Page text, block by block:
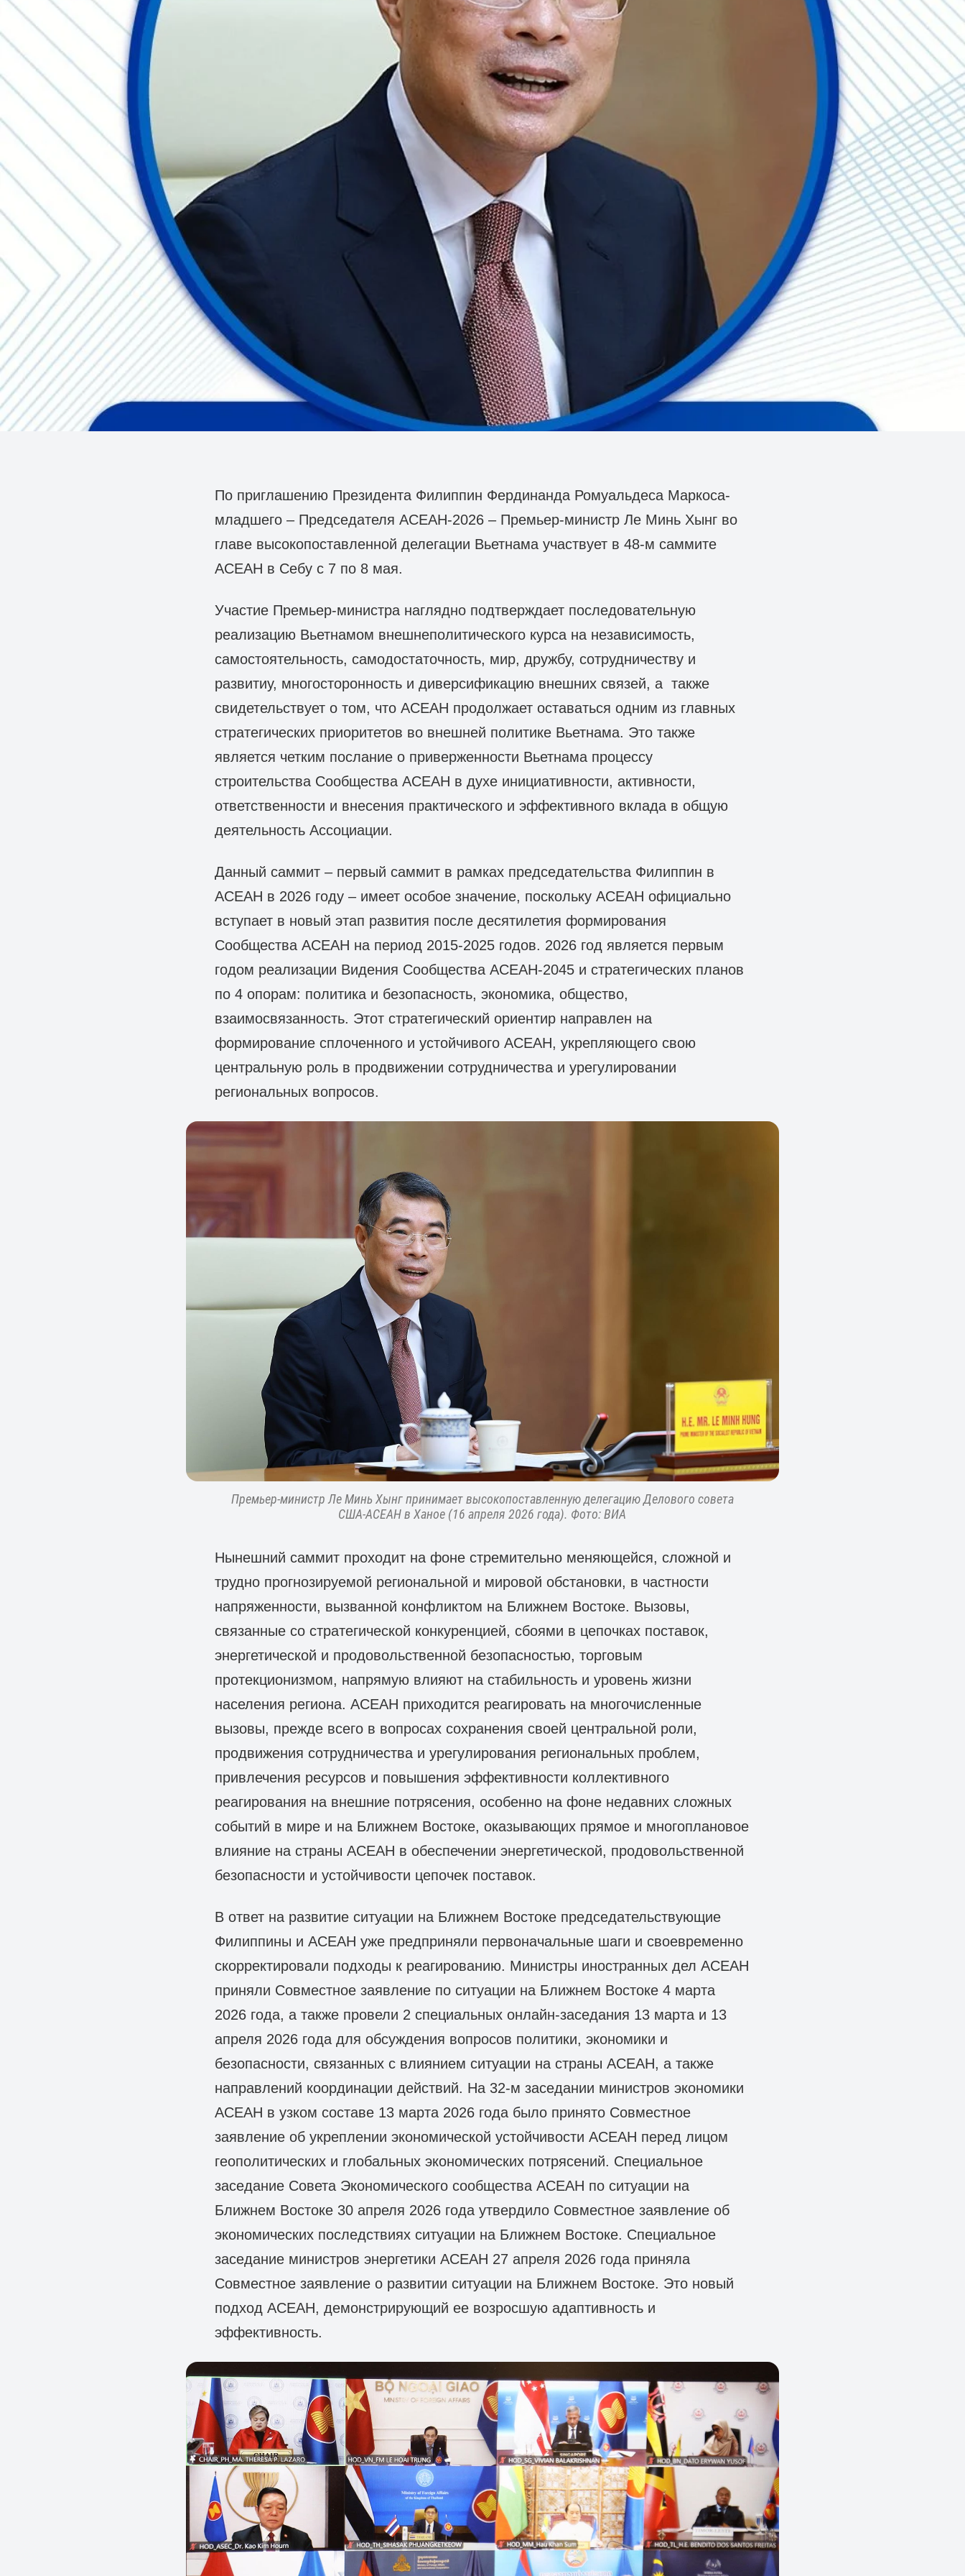
По приглашению Президента Филиппин Фердинанда Ромуальдеса Маркоса-
младшего – Председателя АСЕАН-2026 – Премьер-министр Ле Минь Хынг во
главе высокопоставленной делегации Вьетнама участвует в 48-м саммите
АСЕАН в Себу с 7 по 8 мая.
Участие Премьер-министра наглядно подтверждает последовательную
реализацию Вьетнамом внешнеполитического курса на независимость,
самостоятельность, самодостаточность, мир, дружбу, сотрудничеству и
развитиу, многосторонность и диверсификацию внешних связей, а также
свидетельствует о том, что АСЕАН продолжает оставаться одним из главных
стратегических приоритетов во внешней политике Вьетнама. Это также
является четким послание о приверженности Вьетнама процессу
строительства Сообщества АСЕАН в духе инициативности, активности,
ответственности и внесения практического и эффективного вклада в общую
деятельность Ассоциации.
Данный саммит – первый саммит в рамках председательства Филиппин в
АСЕАН в 2026 году – имеет особое значение, поскольку АСЕАН официально
вступает в новый этап развития после десятилетия формирования
Сообщества АСЕАН на период 2015-2025 годов. 2026 год является первым
годом реализации Видения Сообщества АСЕАН-2045 и стратегических планов
по 4 опорам: политика и безопасность, экономика, общество,
взаимосвязанность. Этот стратегический ориентир направлен на
формирование сплоченного и устойчивого АСЕАН, укрепляющего свою
центральную роль в продвижении сотрудничества и урегулировании
региональных вопросов.
Премьер-министр Ле Минь Хынг принимает высокопоставленную делегацию Делового совета
США-АСЕАН в Ханое (16 апреля 2026 года). Фото: ВИА
Нынешний саммит проходит на фоне стремительно меняющейся, сложной и
трудно прогнозируемой региональной и мировой обстановки, в частности
напряженности, вызванной конфликтом на Ближнем Востоке. Вызовы,
связанные со стратегической конкуренцией, сбоями в цепочках поставок,
энергетической и продовольственной безопасностью, торговым
протекционизмом, напрямую влияют на стабильность и уровень жизни
населения региона. АСЕАН приходится реагировать на многочисленные
вызовы, прежде всего в вопросах сохранения своей центральной роли,
продвижения сотрудничества и урегулирования региональных проблем,
привлечения ресурсов и повышения эффективности коллективного
реагирования на внешние потрясения, особенно на фоне недавних сложных
событий в мире и на Ближнем Востоке, оказывающих прямое и многоплановое
влияние на страны АСЕАН в обеспечении энергетической, продовольственной
безопасности и устойчивости цепочек поставок.
В ответ на развитие ситуации на Ближнем Востоке председательствующие
Филиппины и АСЕАН уже предприняли первоначальные шаги и своевременно
скорректировали подходы к реагированию. Министры иностранных дел АСЕАН
приняли Совместное заявление по ситуации на Ближнем Востоке 4 марта
2026 года, а также провели 2 специальных онлайн-заседания 13 марта и 13
апреля 2026 года для обсуждения вопросов политики, экономики и
безопасности, связанных с влиянием ситуации на страны АСЕАН, а также
направлений координации действий. На 32-м заседании министров экономики
АСЕАН в узком составе 13 марта 2026 года было принято Совместное
заявление об укреплении экономической устойчивости АСЕАН перед лицом
геополитических и глобальных экономических потрясений. Специальное
заседание Совета Экономического сообщества АСЕАН по ситуации на
Ближнем Востоке 30 апреля 2026 года утвердило Совместное заявление об
экономических последствиях ситуации на Ближнем Востоке. Специальное
заседание министров энергетики АСЕАН 27 апреля 2026 года приняла
Совместное заявление о развитии ситуации на Ближнем Востоке. Это новый
подход АСЕАН, демонстрирующий ее возросшую адаптивность и
эффективность.